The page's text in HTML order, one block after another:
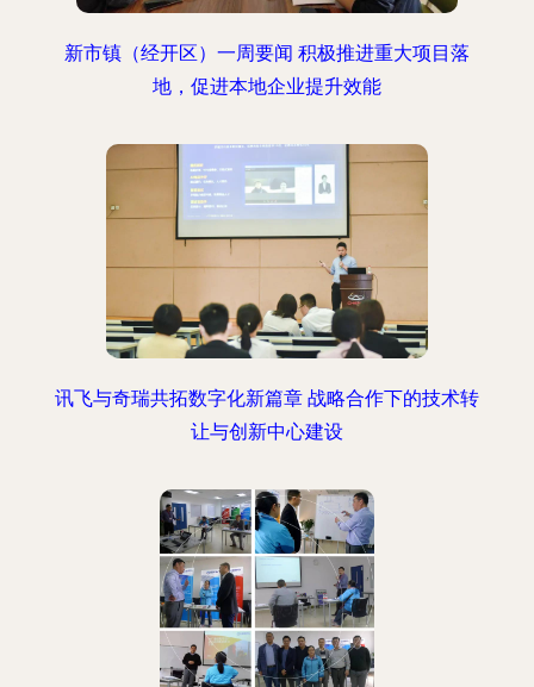
新市镇（经开区）一周要闻 积极推进重大项目落
地，促进本地企业提升效能
讯飞与奇瑞共拓数字化新篇章 战略合作下的技术转
让与创新中心建设